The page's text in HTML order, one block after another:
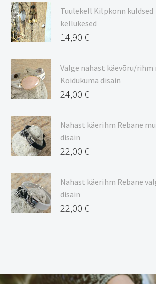
9,00 €
kuni
20,44 €
Tuulekell Kilpkonn kuldsed
kellukesed
14,90 €
Valge nahast käevõru/rihm
Koidukuma disain
24,00 €
Nahast käerihm Rebane
disain
22,00 €
Nahast käerihm Rebane
disain
22,00 €